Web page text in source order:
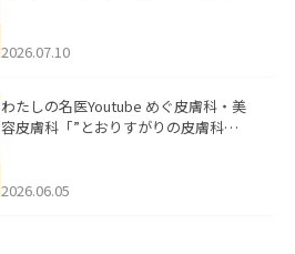
た。
2026.07.10
わたしの名医Youtube めぐ皮膚科・美
容皮膚科「”とおりすがりの皮膚科
2026.06.05